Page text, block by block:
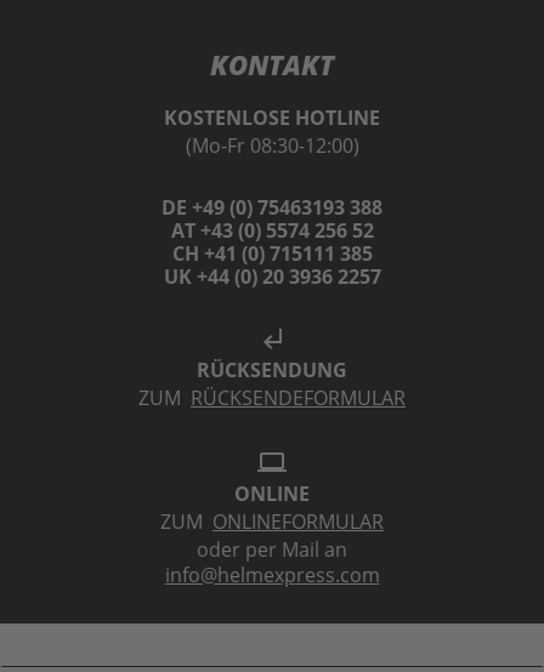
KONTAKT
KOSTENLOSE HOTLINE
(Mo-Fr 08:30-12:00)
DE +49 (0) 75463193 388
AT +43 (0) 5574 256 52
CH +41 (0) 715111 385
UK +44 (0) 20 3936 2257
subdirectory_arrow_left
RÜCKSENDUNG
ZUM RÜCKSENDEFORMULAR
laptop
ONLINE
ZUM ONLINEFORMULAR
oder per Mail an
info@helmexpress.com